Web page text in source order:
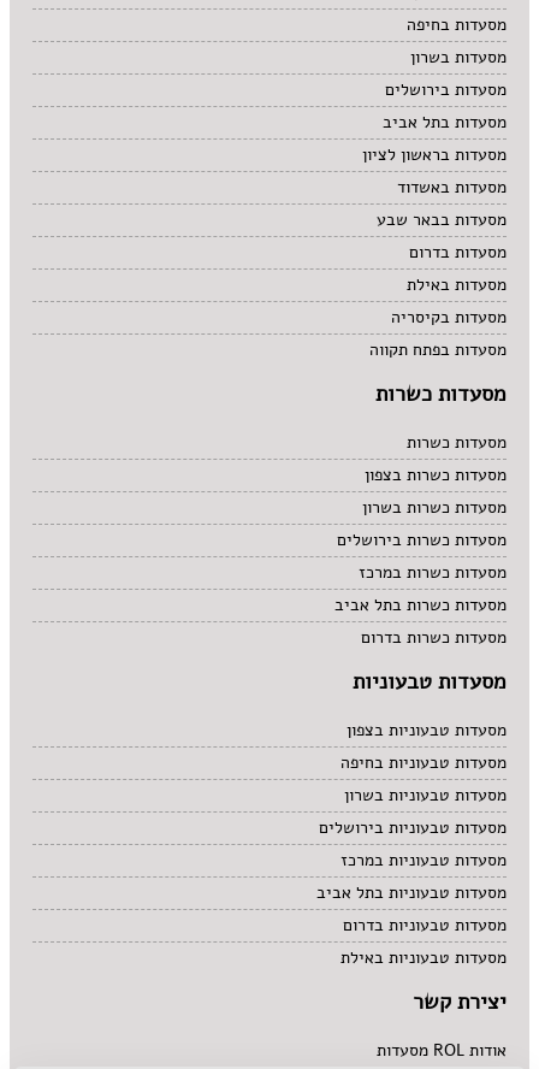
מסעדות בחיפה
מסעדות בשרון
מסעדות בירושלים
מסעדות בתל אביב
מסעדות בראשון לציון
מסעדות באשדוד
מסעדות בבאר שבע
מסעדות בדרום
מסעדות באילת
מסעדות בקיסריה
מסעדות בפתח תקווה
מסעדות כשרות
מסעדות כשרות
מסעדות כשרות בצפון
מסעדות כשרות בשרון
מסעדות כשרות בירושלים
מסעדות כשרות במרכז
מסעדות כשרות בתל אביב
מסעדות כשרות בדרום
מסעדות טבעוניות
מסעדות טבעוניות בצפון
מסעדות טבעוניות בחיפה
מסעדות טבעוניות בשרון
מסעדות טבעוניות בירושלים
מסעדות טבעוניות במרכז
מסעדות טבעוניות בתל אביב
מסעדות טבעוניות בדרום
מסעדות טבעוניות באילת
יצירת קשר
אודות ROL מסעדות